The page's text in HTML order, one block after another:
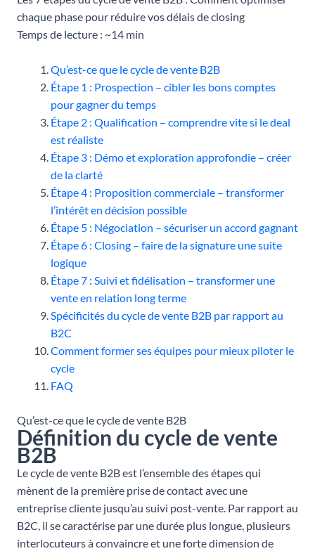
chaque phase pour réduire vos délais de closing
Temps de lecture : ~14 min
Qu’est-ce que le cycle de vente B2B
Étape 1 : Prospection – cibler les bons comptes
pour gagner du temps
Étape 2 : Qualification – comprendre vite si le deal
est réaliste
Étape 3 : Démo et exploration approfondie – créer
de la clarté
Étape 4 : Proposition commerciale – transformer
l’intérêt en décision possible
Étape 5 : Négociation – sécuriser un accord gagnant
Étape 6 : Closing – faire de la signature une suite
logique
Étape 7 : Suivi et fidélisation – transformer une
vente en relation long terme
Spécificités du cycle de vente B2B par rapport au
B2C
Comment former ses équipes pour mieux piloter le
cycle
FAQ
Qu’est-ce que le cycle de vente B2B
Définition du cycle de vente
B2B
Le cycle de vente B2B est l’ensemble des étapes qui
mènent de la première prise de contact avec une
entreprise cliente jusqu’au suivi post-vente. Par rapport au
B2C, il se caractérise par une durée plus longue, plusieurs
interlocuteurs à convaincre et une forte dimension de